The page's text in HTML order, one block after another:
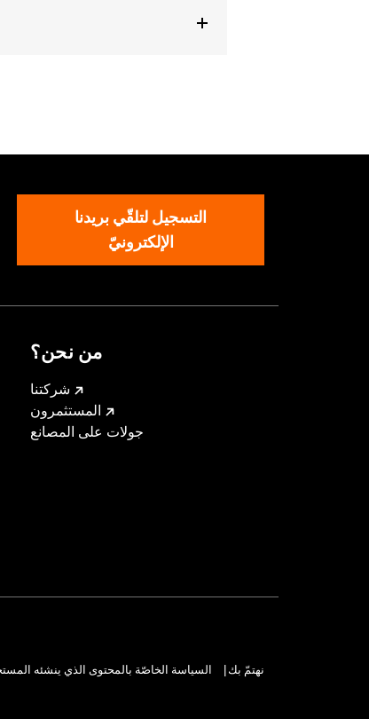
التسجيل لتلقّي بريدنا
الإلكترونيّ
من نحن؟
شركتنا
المستثمرون
جولات على المصانع
السياسة الخاصّة بالمحتوى الذي ينشئه نهتمّ بك